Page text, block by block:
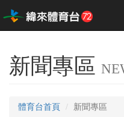
新聞專區
體育台首頁 新聞專區